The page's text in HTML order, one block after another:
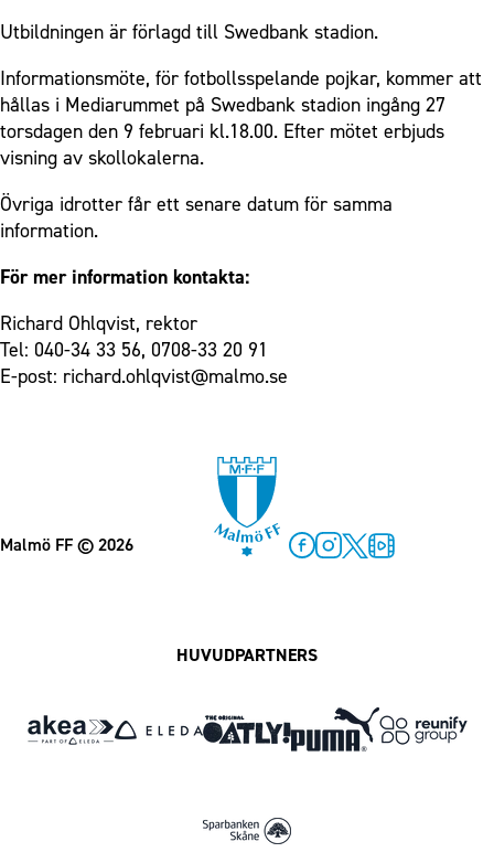
Utbildningen är förlagd till Swedbank stadion.
Informationsmöte, för fotbollsspelande pojkar, kommer att
hållas i Mediarummet på Swedbank stadion ingång 27
torsdagen den 9 februari kl.18.00. Efter mötet erbjuds
visning av skollokalerna.
Övriga idrotter får ett senare datum för samma
information.
För mer information kontakta:
Richard Ohlqvist, rektor
Tel: 040-34 33 56, 0708-33 20 91
E-post: richard.ohlqvist@malmo.se
Malmö FF© 2026
HUVUDPARTNERS